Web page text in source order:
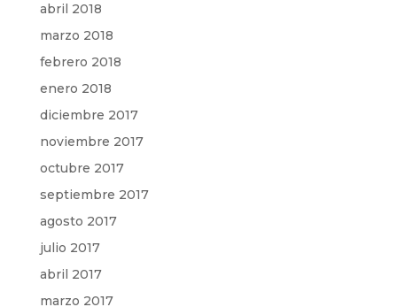
abril 2018
marzo 2018
febrero 2018
enero 2018
diciembre 2017
noviembre 2017
octubre 2017
septiembre 2017
agosto 2017
julio 2017
abril 2017
marzo 2017